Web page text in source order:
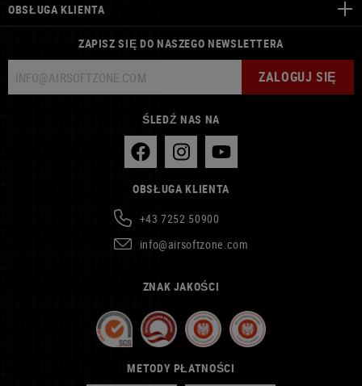
OBSŁUGA KLIENTA
ZAPISZ SIĘ DO NASZEGO NEWSLETTERA
ZALOGUJ SIĘ
ŚLEDŹ NAS NA
OBSŁUGA KLIENTA
+43 7252 50900
info@airsoftzone.com
ZNAK JAKOŚCI
METODY PŁATNOŚCI